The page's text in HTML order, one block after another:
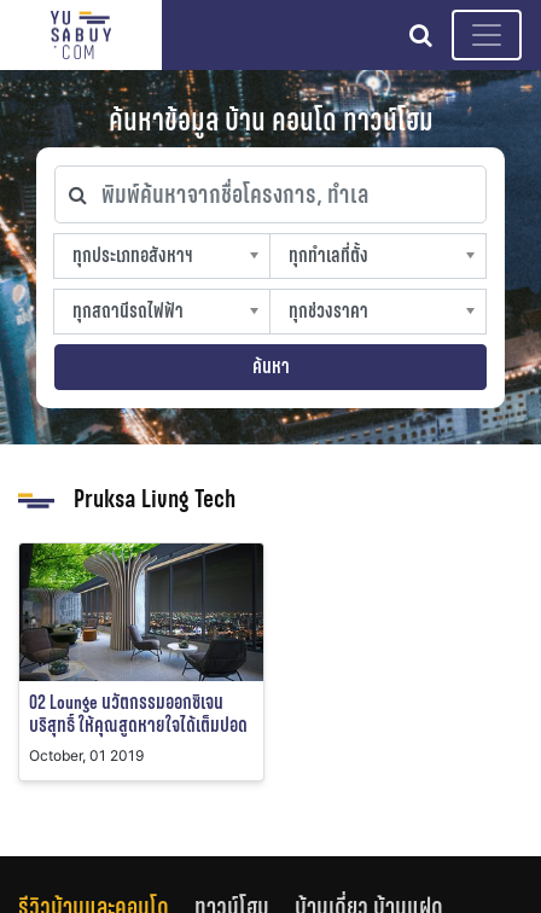
search
ค้นหาข้อมูล บ้าน คอนโด ทาวน์โฮม
พิมพ์ค้นหาจากชื่อโครงการ, ทำเล
ทุกประเภทอสังหาฯ
ทุกประเภทอสังหาฯ
sproperty
ทุกทำเลที่ตั้ง
ทุกทำเลที่ตั้ง
slocation
ทุกสถานีรถไฟฟ้า
ทุกสถานีรถไฟฟ้า
strain-station
ทุกช่วงราคา
ทุกช่วงราคา
sprice
ค้นหา
Pruksa Livng Tech
O2 Lounge นวัตกรรมออกซิเจน
บริสุทธิ์ ให้คุณสูดหายใจได้เต็มปอด
October, 01 2019